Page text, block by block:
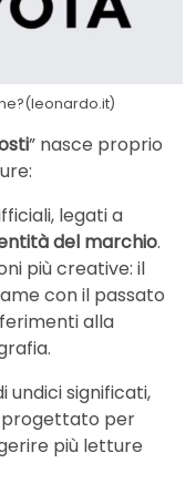
” nasce proprio
legati a
del marchio.
più creative: il
con il passato
alla
undici significati,
progettato per
più letture